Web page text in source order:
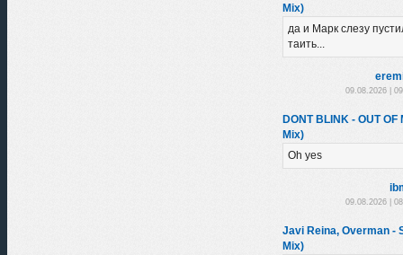
Mix)
да и Марк слезу
таить...
09.08.2026 |
DONT BLINK - OUT
Mix)
Oh yes
09.08.2026 |
Javi Reina, Overman -
Mix)